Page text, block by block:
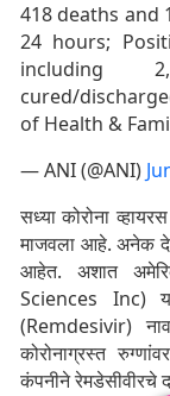
418 deaths and
24 hours;
including
cured/
of Health &
— ANI (@ANI)
सध्या कोरोना
माजवला आहे. अनेक
आहेत. अशात
Sciences Inc)
(Remdesivir)
कोरोनाग्रस्त
कंपनीने रेमडेसीवीरचे